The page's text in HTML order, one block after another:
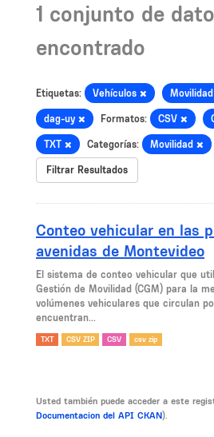
1 conjunto de
encontrado
Etiquetas: Vehículos Movilidad
dag-uy Formatos: CSV
TXT Categorías: Movilidad
Filtrar Resultados
Conteo vehicular en las
avenidas de Montevideo
El sistema de conteo vehicular que
Gestión de Movilidad (CGM) para la
volúmenes vehiculares que circulan
encuentran...
TXT CSV ZIP CSV csv zip
Usted también puede acceder a este
Documentacion del API CKAN).